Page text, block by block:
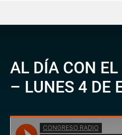
AL DÍA CON EL
– LUNES 4 DE